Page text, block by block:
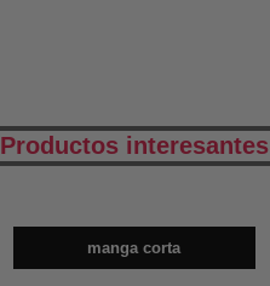
Productos interesantes
manga corta